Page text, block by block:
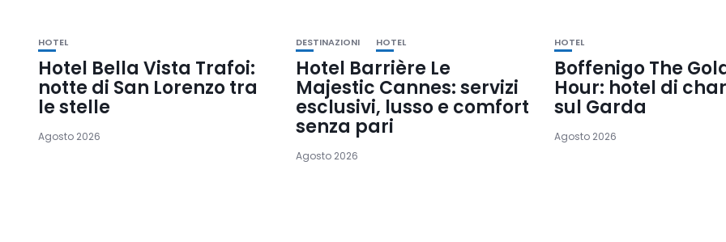
HOTEL
Hotel Bella Vista Trafoi:
notte di San Lorenzo tra
le stelle
Agosto 2026
DESTINAZIONI HOTEL
Hotel Barrière Le
Majestic Cannes: servizi
esclusivi, lusso e comfort
senza pari
Agosto 2026
HOTEL
Boffenigo The
Hour: hotel di
sul Garda
Agosto 2026